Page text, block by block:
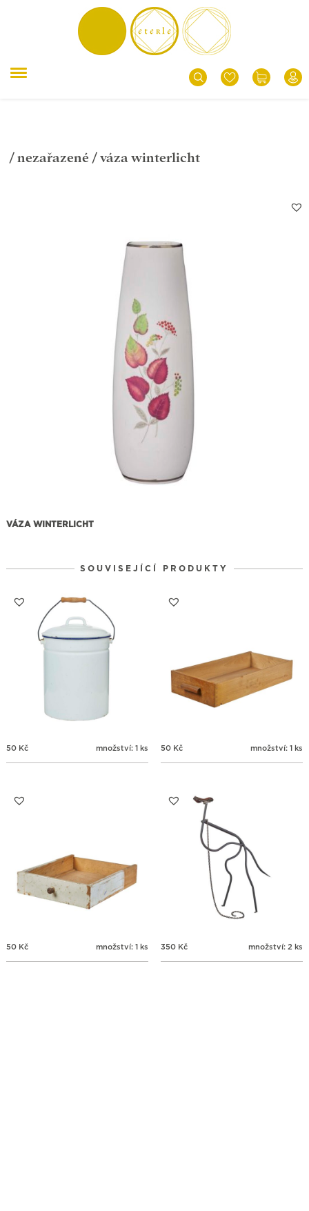
/ nezařazené / váza winterlicht
VÁZA WINTERLICHT
SOUVISEJÍCÍ PRODUKTY
50 Kč množství: 1 ks 50 Kč množství: 1 ks
50 Kč množství: 1 ks 350 Kč množství: 2 ks